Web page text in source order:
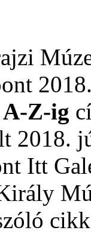
A-Z-ig
2018.
Itt